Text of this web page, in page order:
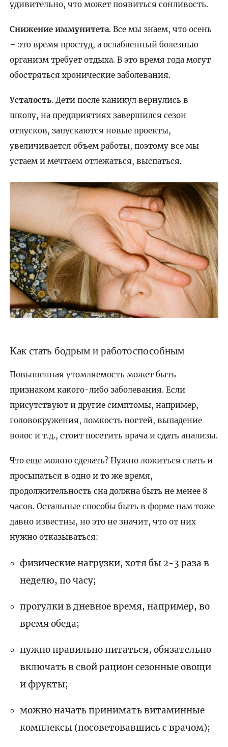
удивительно, что может появиться сонливость.
Снижение иммунитета. Все мы знаем, что осень
– это время простуд, а ослабленный болезнью
организм требует отдыха. В это время года могут
обостряться хронические заболевания.
Усталость. Дети после каникул вернулись в
школу, на предприятиях завершился сезон
отпусков, запускаются новые проекты,
увеличивается объем работы, поэтому все мы
устаем и мечтаем отлежаться, выспаться.
Как стать бодрым и работоспособным
Повышенная утомляемость может быть
признаком какого-либо заболевания. Если
присутствуют и другие симптомы, например,
головокружения, ломкость ногтей, выпадение
волос и т.д., стоит посетить врача и сдать анализы.
Что еще можно сделать? Нужно ложиться спать и
просыпаться в одно и то же время,
продолжительность сна должна быть не менее 8
часов. Остальные способы быть в форме нам тоже
давно известны, но это не значит, что от них
нужно отказываться:
физические нагрузки, хотя бы 2-3 раза в
неделю, по часу;
прогулки в дневное время, например, во
время обеда;
нужно правильно питаться, обязательно
включать в свой рацион сезонные овощи
и фрукты;
можно начать принимать витаминные
комплексы (посоветовавшись с врачом);